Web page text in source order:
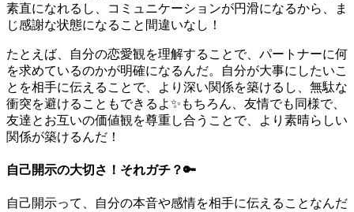
素直になれるし、コミュニケーションが円滑になるから、ま
じ感謝な状態になること間違いなし！
たとえば、自分の恋愛観を理解することで、パートナーに何
を求めているのかが明確になるんだ。自分が大事にしたいこ
とを相手に伝えることで、より深い関係を築けるし、無駄な
衝突を避けることもできるよ✨もちろん、友情でも同様で、
友達とお互いの価値観を尊重し合うことで、より素晴らしい
関係が築けるんだ！
自己開示の大切さ！それガチ？🔑
自己開示って、自分の本音や感情を相手に伝えることなんだ